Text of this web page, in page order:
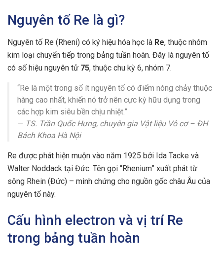
Nguyên tố Re là gì?
Nguyên tố Re (Rheni) có ký hiệu hóa học là Re, thuộc nhóm
kim loại chuyển tiếp trong bảng tuần hoàn. Đây là nguyên tố
có số hiệu nguyên tử 75, thuộc chu kỳ 6, nhóm 7.
“Re là một trong số ít nguyên tố có điểm nóng chảy thuộc
hàng cao nhất, khiến nó trở nên cực kỳ hữu dụng trong
các hợp kim siêu bền chịu nhiệt.”
— TS. Trần Quốc Hưng, chuyên gia Vật liệu Vô cơ – ĐH
Bách Khoa Hà Nội
Re được phát hiện muộn vào năm 1925 bởi Ida Tacke và
Walter Noddack tại Đức. Tên gọi “Rhenium” xuất phát từ
sông Rhein (Đức) – minh chứng cho nguồn gốc châu Âu của
nguyên tố này.
Cấu hình electron và vị trí Re
trong bảng tuần hoàn